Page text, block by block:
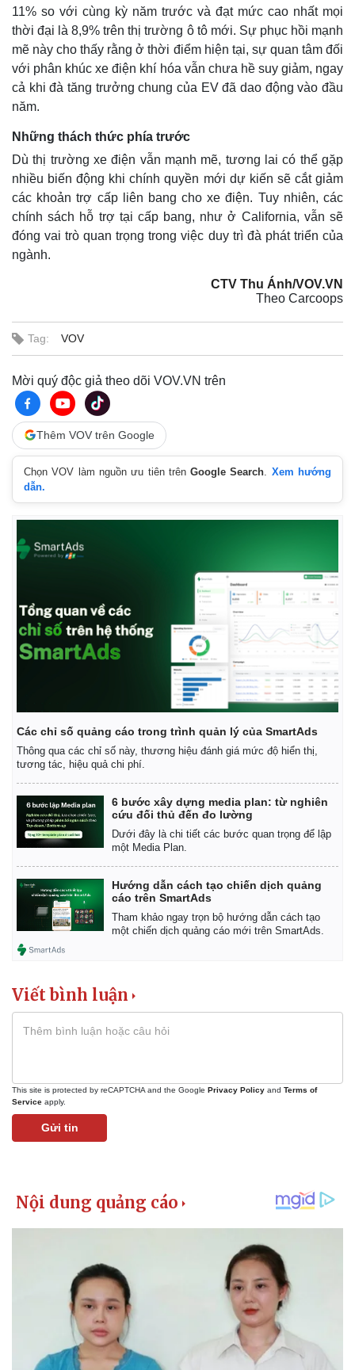
Kinh tế
Khởi nghiệp
Thị trường
Giá vàng
11% so với cùng kỳ năm trước và đạt mức cao nhất mọi
thời đại là 8,9% trên thị trường ô tô mới. Sự phục hồi mạnh
mẽ này cho thấy rằng ở thời điểm hiện tại, sự quan tâm đối
với phân khúc xe điện khí hóa vẫn chưa hề suy giảm, ngay
cả khi đà tăng trưởng chung của EV đã dao động vào đầu
năm.
Những thách thức phía trước
Dù thị trường xe điện vẫn mạnh mẽ, tương lai có thể gặp
nhiều biến động khi chính quyền mới dự kiến sẽ cắt giảm
các khoản trợ cấp liên bang cho xe điện. Tuy nhiên, các
chính sách hỗ trợ tại cấp bang, như ở California, vẫn sẽ
đóng vai trò quan trọng trong việc duy trì đà phát triển của
ngành.
CTV Thu Ánh/VOV.VN
Theo Carcoops
Tag: VOV
Mời quý độc giả theo dõi VOV.VN trên
Thêm VOV trên Google
Chọn VOV làm nguồn ưu tiên trênGoogle Search
Xem hướng
dẫn.
Các chỉ số quảng cáo trong trình quản lý của SmartAds
Thông qua các chỉ số này, thương hiệu đánh giá mức độ hiển thị,
tương tác, hiệu quả chi phí.
6 bước xây dựng media plan: từ nghiên
cứu đối thủ đến đo lường
Dưới đây là chi tiết các bước quan trọng để lập
một Media Plan.
Hướng dẫn cách tạo chiến dịch quảng
cáo trên SmartAds
Tham khảo ngay trọn bộ hướng dẫn cách tạo
một chiến dịch quảng cáo mới trên SmartAds.
Viết bình luận
This site is protected by reCAPTCHA and the Google Privacy Policy and Terms of
Service apply.
Gửi tin